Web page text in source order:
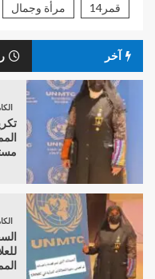
قمر14
مرأة وجمال
آخر